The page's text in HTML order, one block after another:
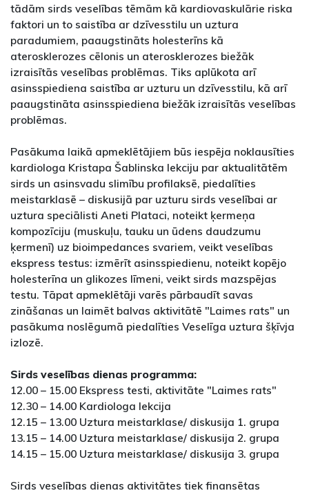
tādām sirds veselības tēmām kā kardiovaskulārie riska
faktori un to saistība ar dzīvesstilu un uztura
paradumiem, paaugstināts holesterīns kā
aterosklerozes cēlonis un aterosklerozes biežāk
izraisītās veselības problēmas. Tiks aplūkota arī
asinsspiediena saistība ar uzturu un dzīvesstilu, kā arī
paaugstināta asinsspiediena biežāk izraisītās veselības
problēmas.
Pasākuma laikā apmeklētājiem būs iespēja noklausīties
kardiologa Kristapa Šablinska lekciju par aktualitātēm
sirds un asinsvadu slimību profilaksē, piedalīties
meistarklasē – diskusijā par uzturu sirds veselībai ar
uztura speciālisti Aneti Plataci, noteikt ķermeņa
kompozīciju (muskuļu, tauku un ūdens daudzumu
ķermenī) uz bioimpedances svariem, veikt veselības
ekspress testus: izmērīt asinsspiedienu, noteikt kopējo
holesterīna un glikozes līmeni, veikt sirds mazspējas
testu. Tāpat apmeklētāji varēs pārbaudīt savas
zināšanas un laimēt balvas aktivitātē "Laimes rats" un
pasākuma noslēgumā piedalīties Veselīga uztura šķīvja
izlozē.
Sirds veselības dienas programma:
12.00 – 15.00 Ekspress testi, aktivitāte "Laimes rats"
12.30 – 14.00 Kardiologa lekcija
12.15 – 13.00 Uztura meistarklase/ diskusija 1. grupa
13.15 – 14.00 Uztura meistarklase/ diskusija 2. grupa
14.15 – 15.00 Uztura meistarklase/ diskusija 3. grupa
Sirds veselības dienas aktivitātes tiek finansētas